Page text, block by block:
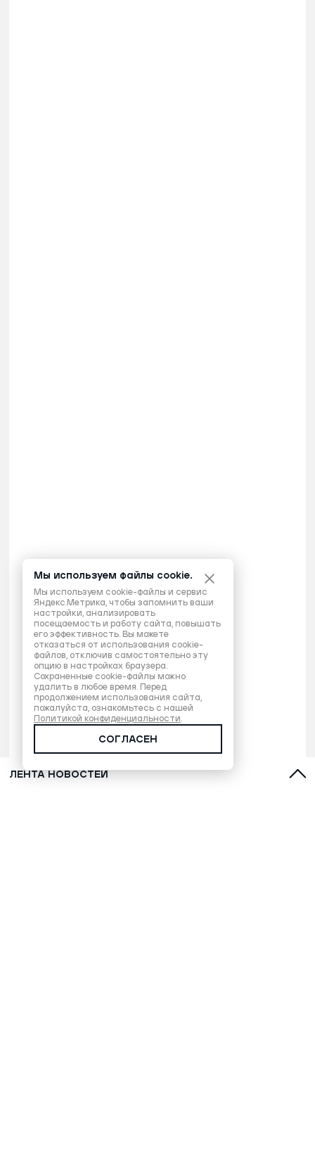
ЛЕНТА НОВОСТЕЙ
Мы используем файлы cookie.
Мы используем cookie-файлы и сервис
Яндекс.Метрика, чтобы запомнить ваши
настройки, анализировать
посещаемость и работу сайта, повышать
его эффективность. Вы можете
отказаться от использования cookie-
файлов, отключив самостоятельно эту
опцию в настройках браузера.
Сохраненные cookie-файлы можно
удалить в любое время. Перед
продолжением использования сайта,
пожалуйста, ознакомьтесь с нашей
Политикой конфиденциальности.
СОГЛАСЕН